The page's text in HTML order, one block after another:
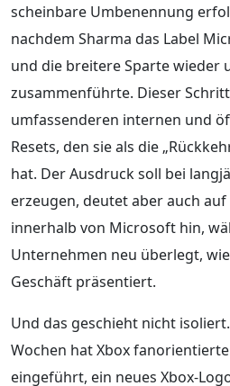
scheinbare Umbenennung
nachdem Sharma das Label
und die breitere Sparte wieder
zusammenführte. Dieser
umfassenderen internen und
Resets, den sie als die
hat. Der Ausdruck soll bei
erzeugen, deutet aber auch
innerhalb von Microsoft hin,
Unternehmen neu überlegt,
Geschäft präsentiert.
Und das geschieht nicht
Wochen hat Xbox
eingeführt, ein neues Xbox-